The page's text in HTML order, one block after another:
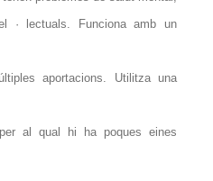
· lectuals. Funciona amb un
aportacions. Utilitza una
al qual hi ha poques eines